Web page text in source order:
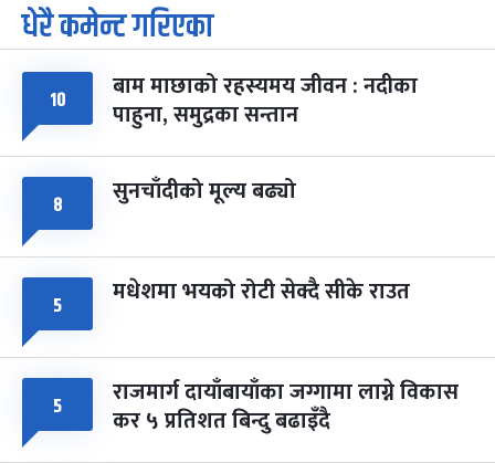
७
आइत
पूर्णिमा व्रत
चैत्र ७, २०८३-Mar 21, 2027
८ फागुपूर्णिमा
चैत्र ८, २०८३- Mar 22, 2027
७ महिना बाँकी
धेरै कमेन्ट गरिएका
१० बाम माछाको रहस्यमय जीवन : नदीका
पाहुना, समुद्रका सन्तान
८ सुनचाँदीको मूल्य बढ्यो
५ मधेशमा भयको रोटी सेक्दै सीके राउत
५ राजमार्ग दायाँबायाँका जग्गामा लाग्ने विकास
कर ५ प्रतिशत बिन्दु बढाइँदै